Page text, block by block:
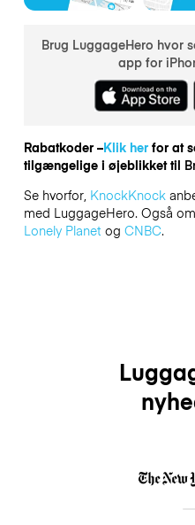
Brug LuggageHero hvor
app for
Rabatkoder –Klik herfor at
tilgængelige i øjeblikket til
Se hvorfor, KnockKnock
med LuggageHero. Også
Lonely Planetog CNBC.